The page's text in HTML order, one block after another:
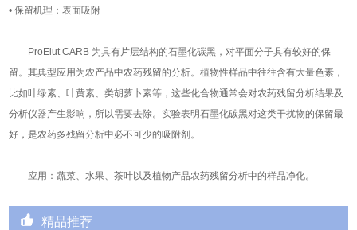
• 保留机理：表面吸附
ProElut CARB 为具有片层结构的石墨化碳黑，对平面分子具有较好的保
留。其典型应用为农产品中农药残留的分析。植物性样品中往往含有大量色素，
比如叶绿素、叶黄素、类胡萝卜素等，这些化合物通常会对农药残留分析结果及
分析仪器产生影响，所以需要去除。实验表明石墨化碳黑对这类干扰物的保留最
好，是农药多残留分析中必不可少的吸附剂。
应用：蔬菜、水果、茶叶以及植物产品农药残留分析中的样品净化。
精品推荐